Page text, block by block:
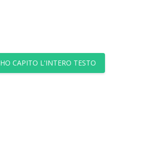
HO CAPITO L'INTERO TESTO